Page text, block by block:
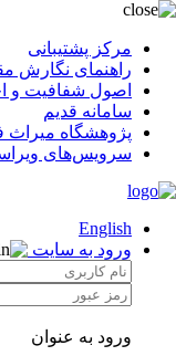
مرکز پشتیبانی
راهنمای نگارش
اصول شفافیت و
سامانه قدیم
پژوهشگاه میراث
سرویس‌های
English
ورود به سایت
ورود به عنوان